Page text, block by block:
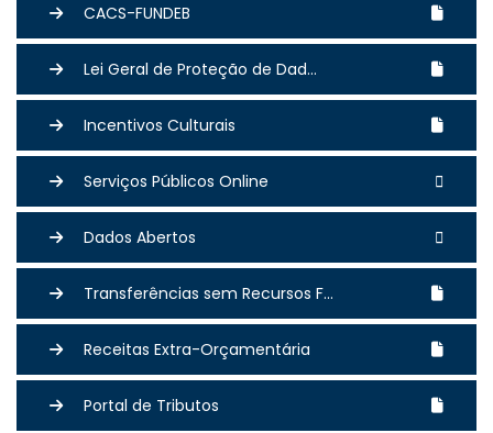
CACS-FUNDEB
Lei Geral de Proteção de Dad...
Incentivos Culturais
Serviços Públicos Online
Dados Abertos
Transferências sem Recursos F...
Receitas Extra-Orçamentária
Portal de Tributos